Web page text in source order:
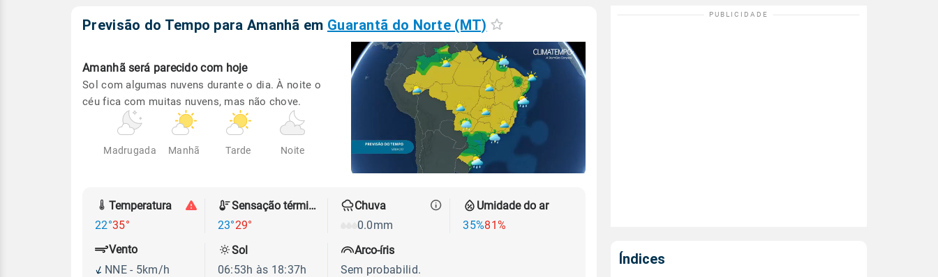
Previsão do Tempo para Amanhã em Guarantã do Norte (MT)
Amanhã será parecido com hoje
Sol com algumas nuvens durante o dia. À noite o
céu fica com muitas nuvens, mas não chove.
Madrugada Manhã Tarde Noite
Temperatura
22°35°
Sensação térmica
23°29°
Chuva
0.0mm
Umidade do ar
35%81%
Vento
NNE - 5km/h
Sol
06:53h às 18:37h
Arco-íris
Sem probabilid.
Índices